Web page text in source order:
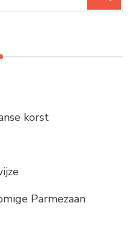
korst
Parmezaan